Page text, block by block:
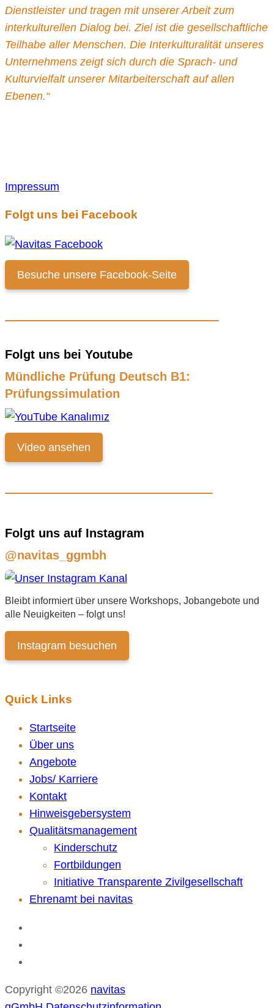
Dienstleister und tragen mit unserer Arbeit zum
interkulturellen Dialog bei. Ziel ist die gesellschaftliche
Teilhabe aller Menschen. Die Interkulturalität unseres
Unternehmens zeigt sich durch die Sprach- und
Kulturvielfalt unserer Mitarbeiterschaft auf allen
Ebenen.“
Impressum
Folgt uns bei Facebook
Besuche unsere Facebook-Seite
Folgt uns bei Youtube
Mündliche Prüfung Deutsch B1:
Prüfungssimulation
Video ansehen
Folgt uns auf Instagram
@navitas_ggmbh
Bleibt informiert über unsere Workshops, Jobangebote und
alle Neuigkeiten – folgt uns!
Instagram besuchen
Quick Links
Startseite
Über uns
Angebote
Jobs/ Karriere
Kontakt
Hinweisgebersystem
Qualitätsmanagement
Kinderschutz
Fortbildungen
Initiative Transparente Zivilgesellschaft
Ehrenamt bei navitas
Copyright ©2026 navitas